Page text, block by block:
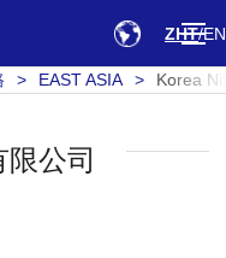
ZHT EN
EAST ASIA Korea
公司